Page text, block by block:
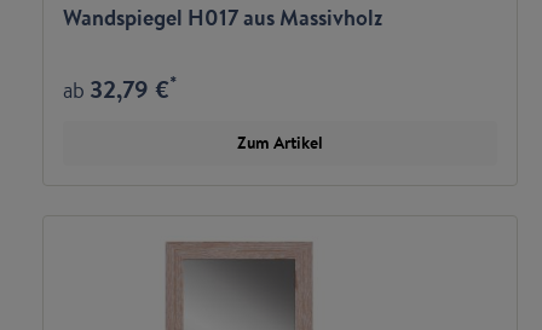
Wandspiegel H017 aus Massivholz
ab 32,79 €*
Zum Artikel